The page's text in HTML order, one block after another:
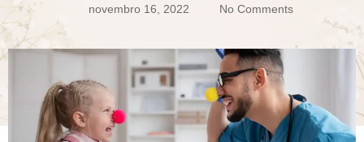
novembro 16, 2022 No Comments